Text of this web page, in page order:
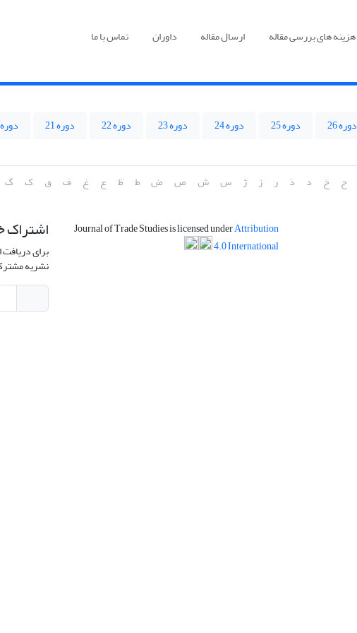
هزینه های بررسی مقاله ارسال مقاله داوران تماس با ما
دوره 26 دوره 25 دوره 24 دوره 23 دوره 22 دوره 21 دوره 20
ح خ د ذ ر ز ژ س ش ص ض ط ظ ع غ ف ق ک گ
Journal of Trade Studies is licensed underAttribution
4.0 International
اشتراک
برای دریافت
نشریه